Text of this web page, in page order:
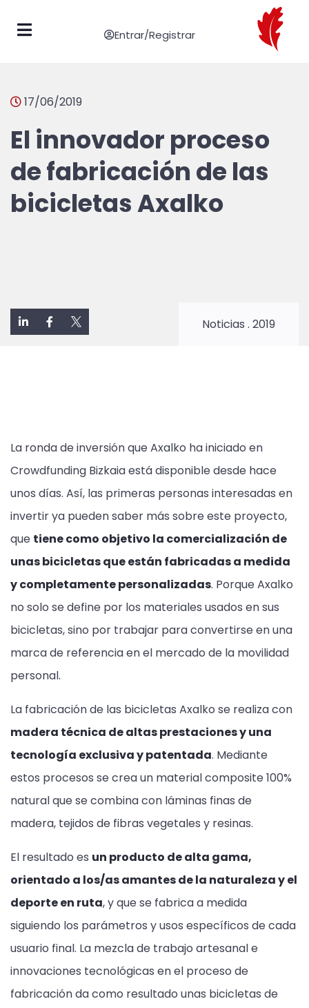
Entrar/Registrar
17/06/2019
El innovador proceso
de fabricación de las
bicicletas Axalko
Noticias . 2019
La ronda de inversión que Axalko ha iniciado en
Crowdfunding Bizkaiaestá disponible desde hace
unos días. Así, las primeras personas interesadas en
invertir ya pueden saber más sobre este proyecto,
que tiene como objetivo la comercialización de
unas bicicletas que están fabricadas a medida
y completamente personalizadas. Porque Axalko
no solo se define por los materiales usados en sus
bicicletas, sino por trabajar para convertirse en una
marca de referencia en el mercado de la movilidad
personal.
La fabricación de las bicicletas Axalko se realiza con
madera técnica de altas prestaciones y una
tecnología exclusiva y patentada. Mediante
estos procesos se crea un material composite 100%
natural que se combina con láminas finas de
madera, tejidos de fibras vegetales y resinas.
El resultado es un producto de alta gama,
orientado a los/as amantes de la naturaleza y el
deporte en ruta, y que se fabrica a medida
siguiendo los parámetros y usos específicos de cada
usuario final. La mezcla de trabajo artesanal e
innovaciones tecnológicas en el proceso de
fabricación da como resultado unas bicicletas de